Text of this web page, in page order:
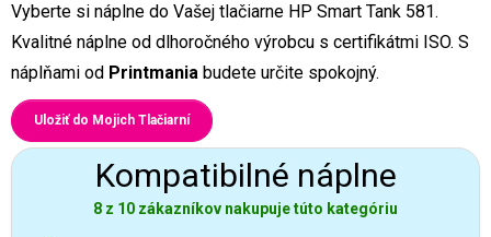
Vyberte si náplne do Vašej tlačiarne HP Smart Tank 581.
Kvalitné náplne od dlhoročného výrobcu s certifikátmi ISO. S
náplňami od Printmania budete určite spokojný.
Uložiť do Mojich Tlačiarní
Kompatibilné náplne
8 z 10 zákazníkov nakupuje túto kategóriu